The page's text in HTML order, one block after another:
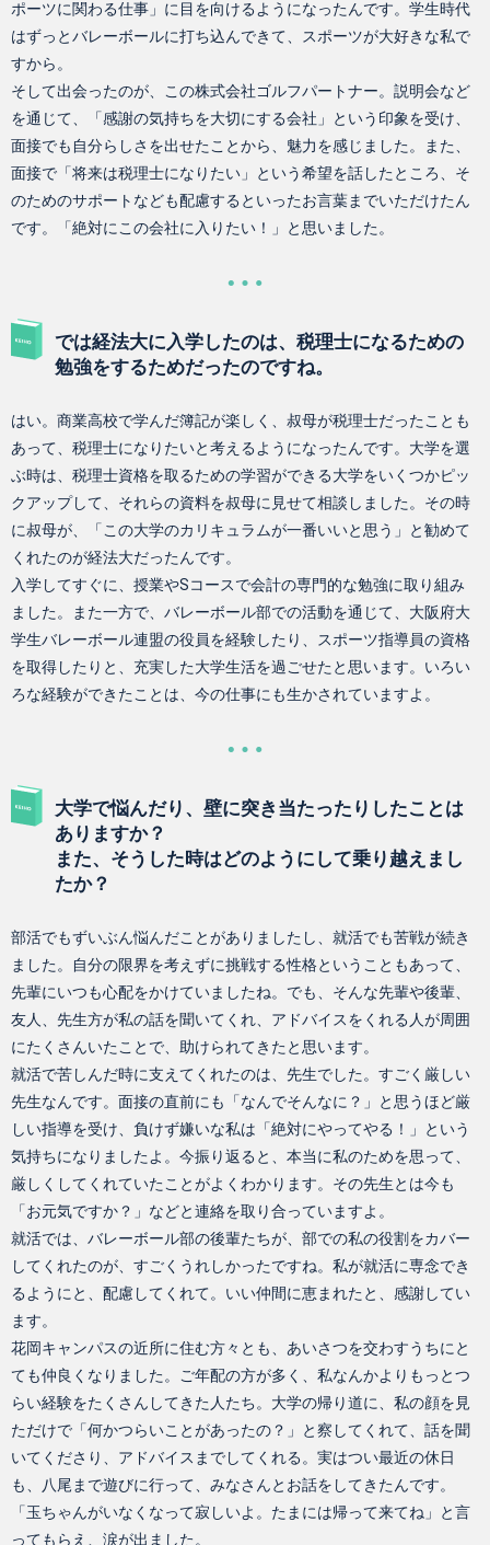
ポーツに関わる仕事」に目を向けるようになったんです。学生時代
はずっとバレーボールに打ち込んできて、スポーツが大好きな私で
すから。
そして出会ったのが、この株式会社ゴルフパートナー。説明会など
を通じて、「感謝の気持ちを大切にする会社」という印象を受け、
面接でも自分らしさを出せたことから、魅力を感じました。また、
面接で「将来は税理士になりたい」という希望を話したところ、そ
のためのサポートなども配慮するといったお言葉までいただけたん
です。「絶対にこの会社に入りたい！」と思いました。
では経法大に入学したのは、税理士になるための
勉強をするためだったのですね。
はい。商業高校で学んだ簿記が楽しく、叔母が税理士だったことも
あって、税理士になりたいと考えるようになったんです。大学を選
ぶ時は、税理士資格を取るための学習ができる大学をいくつかピッ
クアップして、それらの資料を叔母に見せて相談しました。その時
に叔母が、「この大学のカリキュラムが一番いいと思う」と勧めて
くれたのが経法大だったんです。
入学してすぐに、授業やSコースで会計の専門的な勉強に取り組み
ました。また一方で、バレーボール部での活動を通じて、大阪府大
学生バレーボール連盟の役員を経験したり、スポーツ指導員の資格
を取得したりと、充実した大学生活を過ごせたと思います。いろい
ろな経験ができたことは、今の仕事にも生かされていますよ。
大学で悩んだり、壁に突き当たったりしたことは
ありますか？
また、そうした時はどのようにして乗り越えまし
たか？
部活でもずいぶん悩んだことがありましたし、就活でも苦戦が続き
ました。自分の限界を考えずに挑戦する性格ということもあって、
先輩にいつも心配をかけていましたね。でも、そんな先輩や後輩、
友人、先生方が私の話を聞いてくれ、アドバイスをくれる人が周囲
にたくさんいたことで、助けられてきたと思います。
就活で苦しんだ時に支えてくれたのは、先生でした。すごく厳しい
先生なんです。面接の直前にも「なんでそんなに？」と思うほど厳
しい指導を受け、負けず嫌いな私は「絶対にやってやる！」という
気持ちになりましたよ。今振り返ると、本当に私のためを思って、
厳しくしてくれていたことがよくわかります。その先生とは今も
「お元気ですか？」などと連絡を取り合っていますよ。
就活では、バレーボール部の後輩たちが、部での私の役割をカバー
してくれたのが、すごくうれしかったですね。私が就活に専念でき
るようにと、配慮してくれて。いい仲間に恵まれたと、感謝してい
ます。
花岡キャンパスの近所に住む方々とも、あいさつを交わすうちにと
ても仲良くなりました。ご年配の方が多く、私なんかよりもっとつ
らい経験をたくさんしてきた人たち。大学の帰り道に、私の顔を見
ただけで「何かつらいことがあったの？」と察してくれて、話を聞
いてくださり、アドバイスまでしてくれる。実はつい最近の休日
も、八尾まで遊びに行って、みなさんとお話をしてきたんです。
「玉ちゃんがいなくなって寂しいよ。たまには帰って来てね」と言
ってもらえ、涙が出ました。